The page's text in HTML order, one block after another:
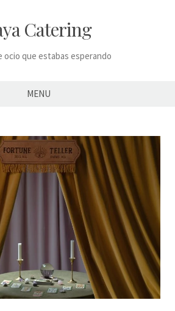
Catering
ocio que estabas esperando
MENU